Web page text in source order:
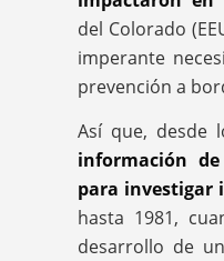
del Colorado
imperante
prevención a
Así que, desde
información
para investigar
hasta 1981,
desarrollo de un